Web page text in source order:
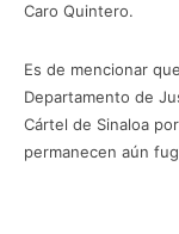
Caro Quintero.
Es de mencionar
Departamento de
Cártel de Sinaloa
permanecen aún